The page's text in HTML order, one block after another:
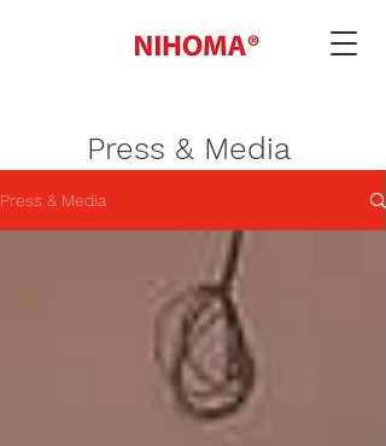
Press & Media
Press & Media